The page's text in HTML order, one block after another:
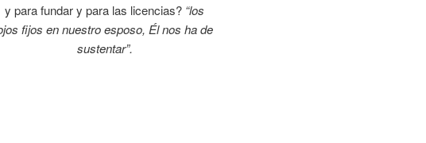
y para fundar y para las licencias? “los
fijos en nuestro esposo, Él nos ha de
sustentar”.